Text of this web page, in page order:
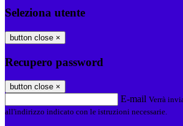
Seleziona utente
button close ×
Recupero password
button close ×
E-mail Verrà
all'indirizzo indicato con le istruzioni necessarie.